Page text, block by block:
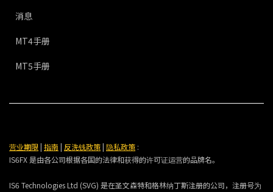
消息
MT4手册
MT5手册
营业期限| 指南 | 反洗钱政策| 隐私政策 :
IS6FX 是由各公司根据各国的法律和获得的许可证运营的品牌名。
IS6 Technologies Ltd (SVG) 是在圣文森特和格林纳丁斯注册的公司，注册号为